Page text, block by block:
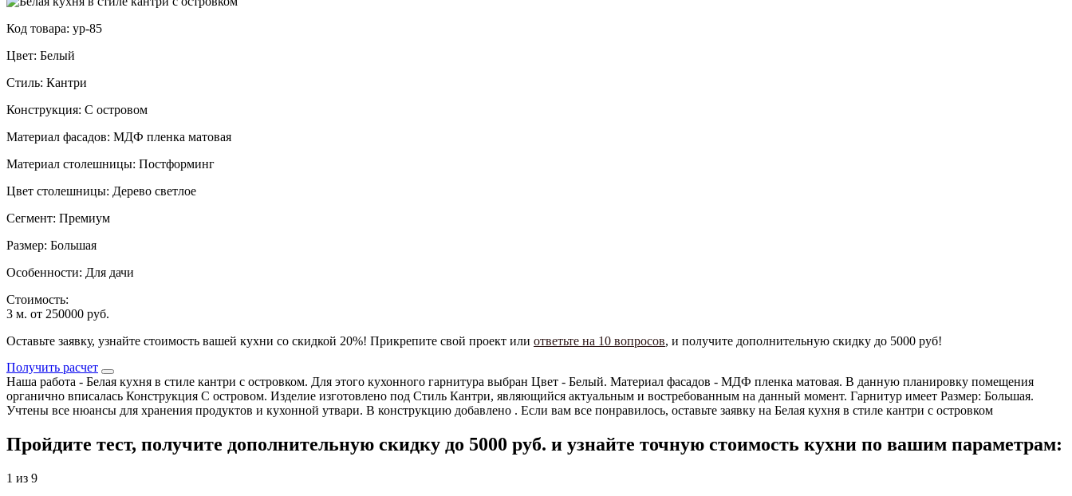
Код товара: ур-85
Цвет: Белый
Стиль: Кантри
Конструкция: С островом
Материал фасадов: МДФ пленка матовая
Материал столешницы: Постформинг
Цвет столешницы: Дерево светлое
Сегмент: Премиум
Размер: Большая
Особенности: Для дачи
Стоимость:
3 м. от 250000 руб.
Оставьте заявку, узнайте стоимость вашей кухни со скидкой 20%! Прикрепите свой проект или ответьте на 10 вопросов, и получите дополнительную скидку до 5000 руб!
Получить расчет
Наша работа - Белая кухня в стиле кантри с островком. Для этого кухонного гарнитура выбран Цвет - Белый. Материал фасадов - МДФ пленка матовая. В данную планировку помещения
органично вписалась Конструкция С островом. Изделие изготовлено под Стиль Кантри, являющийся актуальным и востребованным на данный момент. Гарнитур имеет Размер: Большая.
Учтены все нюансы для хранения продуктов и кухонной утвари. В конструкцию добавлено . Если вам все понравилось, оставьте заявку на Белая кухня в стиле кантри с островком
Пройдите тест, получите дополнительную скидку до 5000 руб. и узнайте точную стоимость кухни по вашим параметрам:
1 из 9